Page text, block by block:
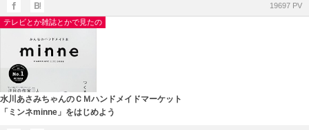
19697 PV
テレビとか雑誌とかで見たの
水川あさみちゃんのＣＭハンドメイドマーケット
「ミンネminne」をはじめよう